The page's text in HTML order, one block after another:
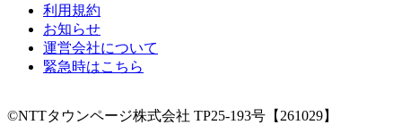
利用規約
お知らせ
運営会社について
緊急時はこちら
©NTTタウンページ株式会社 TP25-193号【261029】